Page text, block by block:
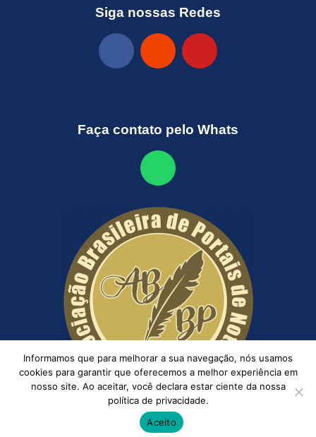
Siga nossas Redes
Faça contato pelo Whats
Informamos que para melhorar a sua navegação, nós usamos
cookies para garantir que oferecemos a melhor experiência em
nosso site. Ao aceitar, você declara estar ciente da nossa
política de privacidade.
Aceito